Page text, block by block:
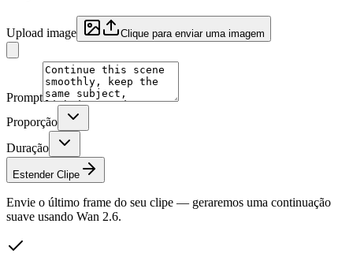
Upload image Clique para enviar uma imagem
Prompt
Proporção
Duração
Estender Clipe
Envie o último frame do seu clipe — geraremos uma continuação
suave usando Wan 2.6.